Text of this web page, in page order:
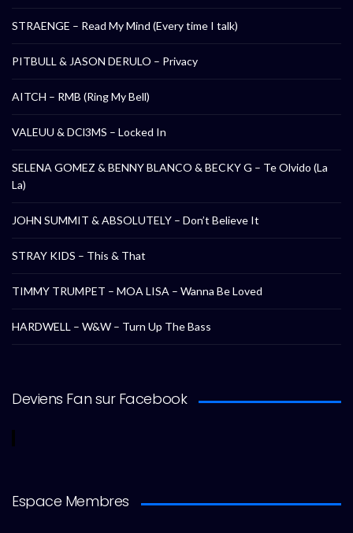
STRAENGE – Read My Mind (Every time I talk)
PITBULL & JASON DERULO – Privacy
AITCH – RMB (Ring My Bell)
VALEUU & DCl3MS – Locked In
SELENA GOMEZ & BENNY BLANCO & BECKY G – Te Olvido (La
La)
JOHN SUMMIT & ABSOLUTELY – Don’t Believe It
STRAY KIDS – This & That
TIMMY TRUMPET – MOA LISA – Wanna Be Loved
HARDWELL – W&W – Turn Up The Bass
Deviens Fan sur Facebook
Espace Membres